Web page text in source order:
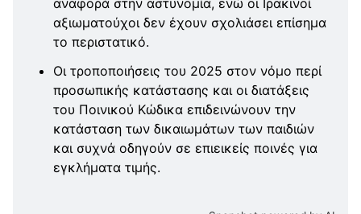
αναφορά στην αστυνομία, ενώ οι Ιρακινοί
αξιωματούχοι δεν έχουν σχολιάσει επίσημα
το περιστατικό.
Οι τροποποιήσεις του 2025 στον νόμο περί
προσωπικής κατάστασης και οι διατάξεις
του Ποινικού Κώδικα επιδεινώνουν την
κατάσταση των δικαιωμάτων των παιδιών
και συχνά οδηγούν σε επιεικείς ποινές για
εγκλήματα τιμής.